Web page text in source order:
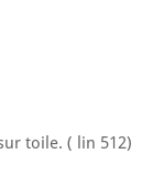
toile. ( lin 512)